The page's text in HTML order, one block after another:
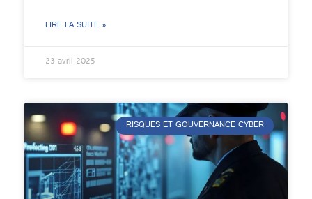
LIRE LA SUITE »
23 avril 2025
RISQUES ET GOUVERNANCE CYBER